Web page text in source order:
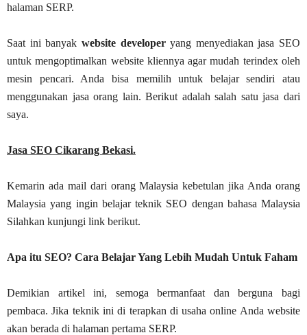
halaman SERP.
Saat ini banyak website developer yang menyediakan jasa SEO
untuk mengoptimalkan website kliennya agar mudah terindex oleh
mesin pencari. Anda bisa memilih untuk belajar sendiri atau
menggunakan jasa orang lain. Berikut adalah salah satu jasa dari
saya.
Jasa SEO Cikarang Bekasi.
Kemarin ada mail dari orang Malaysia kebetulan jika Anda orang
Malaysia yang ingin belajar teknik SEO dengan bahasa Malaysia
Silahkan kunjungi link berikut.
Apa itu SEO? Cara Belajar Yang Lebih Mudah Untuk Faham
Demikian artikel ini, semoga bermanfaat dan berguna bagi
pembaca. Jika teknik ini di terapkan di usaha online Anda website
akan berada di halaman pertama SERP.